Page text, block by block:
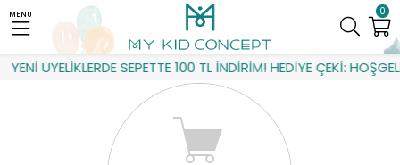
YENİ ÜYELİKLERDE SEPETTE 100 TL İNDİRİM! HEDİYE ÇEKİ:
0
MENU